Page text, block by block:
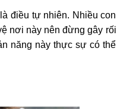
điều tự nhiên. Nhiều con
nơi này nên đừng gây rối
năng này thực sự có thể